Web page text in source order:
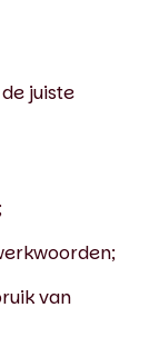
juiste
van